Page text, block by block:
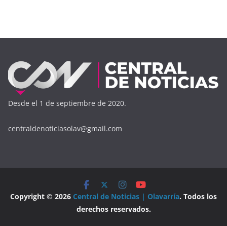
Desde el 1 de septiembre de 2020.
centraldenoticiasolav@gmail.com
Copyright © 2026 Central de Noticias | Olavarría. Todos los
derechos reservados.